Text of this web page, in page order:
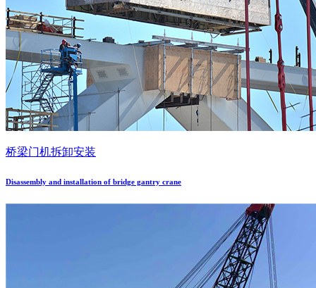
桥梁门机拆卸安装
Disassembly and installation of bridge gantry crane